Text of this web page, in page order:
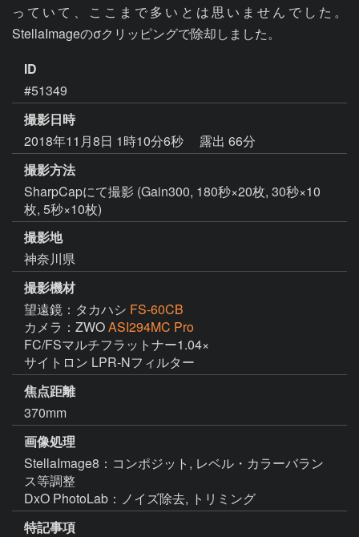
っていて、ここまで多いとは思いませんでした。
StellaImageのσクリッピングで除却しました。
ID
#51349
撮影日時
2018年11月8日 1時10分6秒
露出 66分
撮影方法
SharpCapにて撮影 (Gain300, 180秒×20枚, 30秒×10
枚, 5秒×10枚)
撮影地
神奈川県
撮影機材
望遠鏡：タカハシ FS-60CB
カメラ：ZWOASI294MC Pro
FC/FSマルチフラットナー1.04×
サイトロン LPR-Nフィルター
焦点距離
370mm
画像処理
StellaImage8：コンポジット, レベル・カラーバラン
ス等調整
DxO PhotoLab：ノイズ除去, トリミング
特記事項